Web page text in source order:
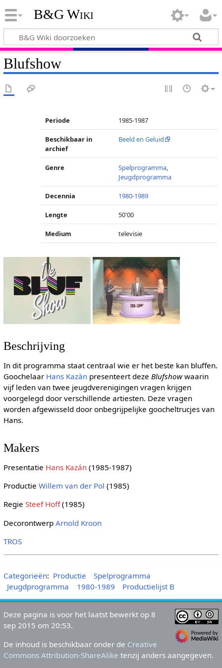
B&G Wiki
Blufshow
Periode 1985-1987
Beschikbaar in
archief
Beeld en Geluid
Genre Spelprogramma,
Jeugdprogramma
Decennia 1980-1989
Lengte 50'00
Medium televisie
Beschrijving
In dit programma staat centraal wie er het beste kan bluffen.
Goochelaar Hans Kazànpresenteert deze Blufshowwaarin
vijf leden van twee jeugdverenigingen vragen krijgen
voorgelegd door verschillende artiesten. Deze vragen
worden afgewisseld door onbegrijpelijke goocheltrucjes van
Hans.
Makers
Presentatie Hans Kazán(1985-1987)
Productie Willem van der Pol (1985)
Regie Steef Hoff(1985)
Decorontwerp Arnold Kroon
TROS
Categorieën: Productie
Spelprogramma
Jeugdprogramma
1980-1989 Productielijst B
Deze pagina is voor het laatst bewerkt op 8
sep 2015 om 20:53.
De inhoud is beschikbaar onder de Creative
Commons Attribution-ShareAlike tenzij anders aangegeven.